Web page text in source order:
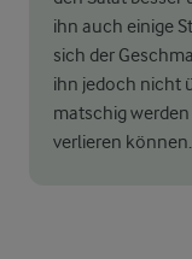
ihn auch einige
sich der
ihn jedoch nicht
matschig
verlieren können.